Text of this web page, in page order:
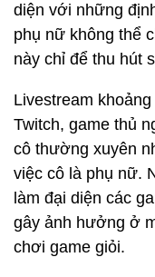
diện với những
phụ nữ không thể
này chỉ để thu hút
Livestream
Twitch, game thủ
cô thường xuyên
việc cô là phụ nữ.
làm đại diện các
gây ảnh hưởng ở
chơi game giỏi.